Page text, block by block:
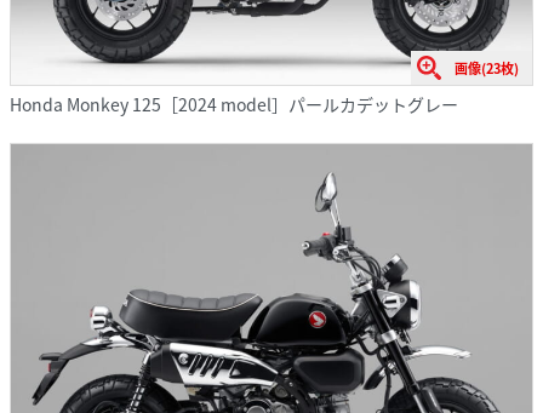
画像(23枚)
Honda Monkey 125［2024 model］パールカデットグレー